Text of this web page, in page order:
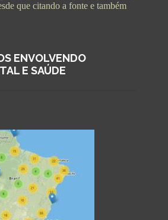
que citando a fonte e também
ENVOLVENDO
E SAÚDE